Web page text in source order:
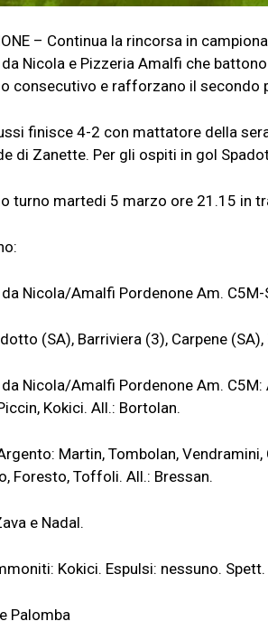
– Continua la rincorsa in
Nicola e Pizzeria Amalfi che
consecutivo e rafforzano il secondo
finisce 4-2 con mattatore della
di Zanette. Per gli ospiti in gol
turno martedi 5 marzo ore 21.15 in
Nicola/Amalfi Pordenone Am. C5M-
(SA), Barriviera (3), Carpene
Nicola/Amalfi Pordenone Am.
Kokici. All.: Bortolan.
Martin, Tombolan,
Foresto, Toffoli. All.: Bressan.
e Nadal.
Kokici. Espulsi: nessuno.
Palomba